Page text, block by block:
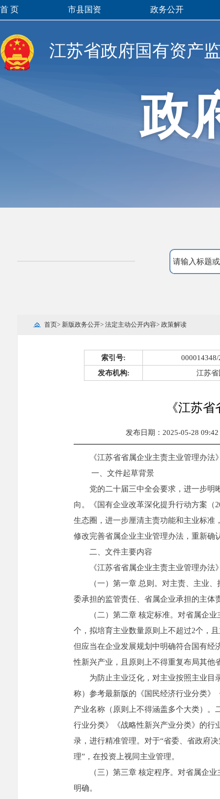
首 页 市县国资 政务公开
江苏省政府国有资产
政
首页> 新版政务公开> 法定主动公开内容> 政策解读
索引号:
发布机构:
江苏
《江苏
发布日期：2025-05-28 09:42
《江苏省省属企业主责主业管理办法
一、文件起草背景
党的二十届三中全会要求，进一步明
向。《国有企业改革深化提升行动方案（
生态圈，进一步厘清主责功能和主业标准
修改完善省属企业主业管理办法，重新确
二、文件主要内容
《江苏省省属企业主责主业管理办法
（一）第一章 总则。对主责、主业
委承担的监管责任、省属企业承担的主体
（二）第二章 核定标准。对省属企
个，拟培育主业数量原则上不超过2个，
但应当在企业发展规划中明确符合国有经
性新兴产业，且原则上不得重复布局其他
为防止主业泛化，对主业按照主业目
称）参考最新版的《国民经济行业分类》
产业名称（原则上不得涵盖多个大类）
行业分类》《战略性新兴产业分类》的行
录，进行精准管理。对于“省委、省政府
理”，在投资上视同主业管理。
（三）第三章 核定程序。对省属企
明确。